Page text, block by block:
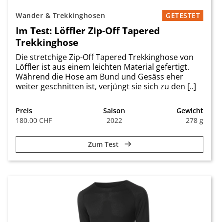
Wander & Trekkinghosen GETESTET
Im Test: Löffler Zip-Off Tapered
Trekkinghose
Die stretchige Zip-Off Tapered Trekkinghose von
Löffler ist aus einem leichten Material gefertigt.
Während die Hose am Bund und Gesäss eher
weiter geschnitten ist, verjüngt sie sich zu den [..]
Preis
180.00 CHF
Saison
2022
Gewicht
278 g
Zum Test